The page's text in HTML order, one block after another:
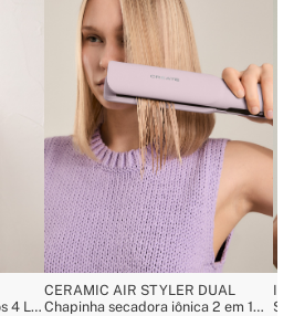
4 L
CERAMIC AIR STYLER DUAL
Chapinha secadora iônica 2 em 1